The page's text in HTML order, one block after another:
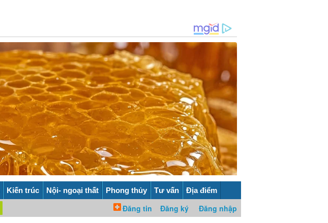
Kiến trúc Nội- ngoại thất Phong thủy Tư vấn Địa điểm